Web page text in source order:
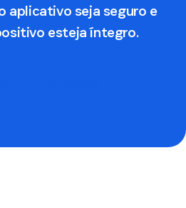
aplicativo seja seguro e
esteja íntegro.